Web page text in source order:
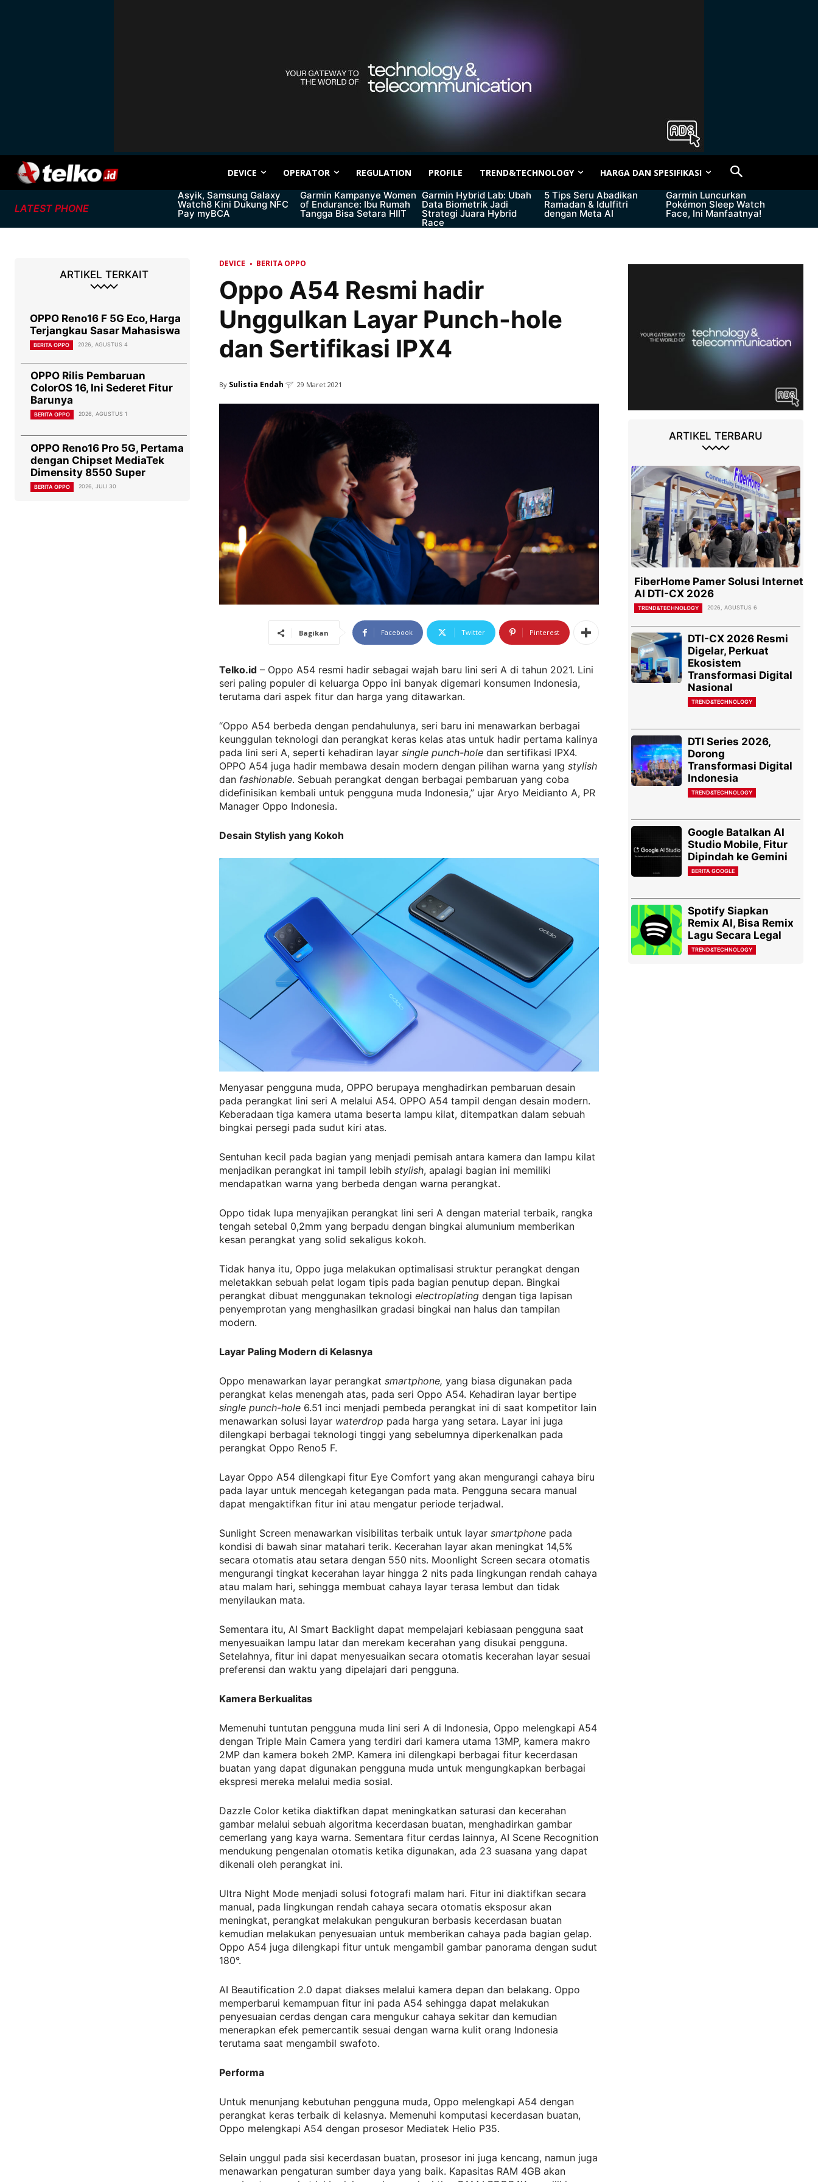
DEVICE OPERATOR REGULATION PROFILE TREND&TECHNOLOGY HARGA DAN SPESIFIKASI
LATEST PHONE
Asyik, Samsung Galaxy
Watch8 Kini Dukung NFC
Pay myBCA
Garmin Kampanye Women
of Endurance: Ibu Rumah
Tangga Bisa Setara HIIT
Garmin Hybrid Lab: Ubah
Data Biometrik Jadi
Strategi Juara Hybrid
Race
5 Tips Seru Abadikan
Ramadan & Idulfitri
dengan Meta AI
Garmin Luncurkan
Pokémon Sleep Watch
Face, Ini Manfaatnya!
ARTIKEL TERKAIT
OPPO Reno16 F 5G Eco, Harga
Terjangkau Sasar Mahasiswa
BERITA OPPO 2026, AGUSTUS 4
OPPO Rilis Pembaruan
ColorOS 16, Ini Sederet Fitur
Barunya
BERITA OPPO 2026, AGUSTUS 1
OPPO Reno16 Pro 5G, Pertama
dengan Chipset MediaTek
Dimensity 8550 Super
BERITA OPPO 2026, JULI 30
DEVICE BERITA OPPO
Oppo A54 Resmi hadir
Unggulkan Layar Punch-hole
dan Sertifikasi IPX4
By Sulistia Endah 29 Maret 2021
Bagikan Facebook Twitter Pinterest
Telko.id – Oppo A54 resmi hadir sebagai wajah baru lini seri A di tahun 2021. Lini
seri paling populer di keluarga Oppo ini banyak digemari konsumen Indonesia,
terutama dari aspek fitur dan harga yang ditawarkan.
“Oppo A54 berbeda dengan pendahulunya, seri baru ini menawarkan berbagai
keunggulan teknologi dan perangkat keras kelas atas untuk hadir pertama kalinya
pada lini seri A, seperti kehadiran layar single punch-hole dan sertifikasi IPX4.
OPPO A54 juga hadir membawa desain modern dengan pilihan warna yang stylish
dan fashionable. Sebuah perangkat dengan berbagai pembaruan yang coba
didefinisikan kembali untuk pengguna muda Indonesia,” ujar Aryo Meidianto A, PR
Manager Oppo Indonesia.
Desain Stylish yang Kokoh
Menyasar pengguna muda, OPPO berupaya menghadirkan pembaruan desain
pada perangkat lini seri A melalui A54. OPPO A54 tampil dengan desain modern.
Keberadaan tiga kamera utama beserta lampu kilat, ditempatkan dalam sebuah
bingkai persegi pada sudut kiri atas.
Sentuhan kecil pada bagian yang menjadi pemisah antara kamera dan lampu kilat
menjadikan perangkat ini tampil lebih stylish, apalagi bagian ini memiliki
mendapatkan warna yang berbeda dengan warna perangkat.
Oppo tidak lupa menyajikan perangkat lini seri A dengan material terbaik, rangka
tengah setebal 0,2mm yang berpadu dengan bingkai alumunium memberikan
kesan perangkat yang solid sekaligus kokoh.
Tidak hanya itu, Oppo juga melakukan optimalisasi struktur perangkat dengan
meletakkan sebuah pelat logam tipis pada bagian penutup depan. Bingkai
perangkat dibuat menggunakan teknologi electroplating dengan tiga lapisan
penyemprotan yang menghasilkan gradasi bingkai nan halus dan tampilan
modern.
Layar Paling Modern di Kelasnya
Oppo menawarkan layar perangkat smartphone, yang biasa digunakan pada
perangkat kelas menengah atas, pada seri Oppo A54. Kehadiran layar bertipe
single punch-hole 6.51 inci menjadi pembeda perangkat ini di saat kompetitor lain
menawarkan solusi layar waterdrop pada harga yang setara. Layar ini juga
dilengkapi berbagai teknologi tinggi yang sebelumnya diperkenalkan pada
perangkat Oppo Reno5 F.
Layar Oppo A54 dilengkapi fitur Eye Comfort yang akan mengurangi cahaya biru
pada layar untuk mencegah ketegangan pada mata. Pengguna secara manual
dapat mengaktifkan fitur ini atau mengatur periode terjadwal.
Sunlight Screen menawarkan visibilitas terbaik untuk layar smartphone pada
kondisi di bawah sinar matahari terik. Kecerahan layar akan meningkat 14,5%
secara otomatis atau setara dengan 550 nits. Moonlight Screen secara otomatis
mengurangi tingkat kecerahan layar hingga 2 nits pada lingkungan rendah cahaya
atau malam hari, sehingga membuat cahaya layar terasa lembut dan tidak
menyilaukan mata.
Sementara itu, AI Smart Backlight dapat mempelajari kebiasaan pengguna saat
menyesuaikan lampu latar dan merekam kecerahan yang disukai pengguna.
Setelahnya, fitur ini dapat menyesuaikan secara otomatis kecerahan layar sesuai
preferensi dan waktu yang dipelajari dari pengguna.
Kamera Berkualitas
Memenuhi tuntutan pengguna muda lini seri A di Indonesia, Oppo melengkapi A54
dengan Triple Main Camera yang terdiri dari kamera utama 13MP, kamera makro
2MP dan kamera bokeh 2MP. Kamera ini dilengkapi berbagai fitur kecerdasan
buatan yang dapat digunakan pengguna muda untuk mengungkapkan berbagai
ekspresi mereka melalui media sosial.
Dazzle Color ketika diaktifkan dapat meningkatkan saturasi dan kecerahan
gambar melalui sebuah algoritma kecerdasan buatan, menghadirkan gambar
cemerlang yang kaya warna. Sementara fitur cerdas lainnya, AI Scene Recognition
mendukung pengenalan otomatis ketika digunakan, ada 23 suasana yang dapat
dikenali oleh perangkat ini.
Ultra Night Mode menjadi solusi fotografi malam hari. Fitur ini diaktifkan secara
manual, pada lingkungan rendah cahaya secara otomatis eksposur akan
meningkat, perangkat melakukan pengukuran berbasis kecerdasan buatan
kemudian melakukan penyesuaian untuk memberikan cahaya pada bagian gelap.
Oppo A54 juga dilengkapi fitur untuk mengambil gambar panorama dengan sudut
180°.
AI Beautification 2.0 dapat diakses melalui kamera depan dan belakang. Oppo
memperbarui kemampuan fitur ini pada A54 sehingga dapat melakukan
penyesuaian cerdas dengan cara mengukur cahaya sekitar dan kemudian
menerapkan efek pemercantik sesuai dengan warna kulit orang Indonesia
terutama saat mengambil swafoto.
Performa
Untuk menunjang kebutuhan pengguna muda, Oppo melengkapi A54 dengan
perangkat keras terbaik di kelasnya. Memenuhi komputasi kecerdasan buatan,
Oppo melengkapi A54 dengan prosesor Mediatek Helio P35.
Selain unggul pada sisi kecerdasan buatan, prosesor ini juga kencang, namun juga
menawarkan pengaturan sumber daya yang baik. Kapasitas RAM 4GB akan
ARTIKEL TERBARU
FiberHome Pamer Solusi Internet
AI DTI-CX 2026
TREND&TECHNOLOGY 2026, AGUSTUS 6
DTI-CX 2026 Resmi
Digelar, Perkuat
Ekosistem
Transformasi Digital
Nasional
TREND&TECHNOLOGY
DTI Series 2026,
Dorong
Transformasi Digital
Indonesia
TREND&TECHNOLOGY
Google Batalkan AI
Studio Mobile, Fitur
Dipindah ke Gemini
BERITA GOOGLE
Spotify Siapkan
Remix AI, Bisa Remix
Lagu Secara Legal
TREND&TECHNOLOGY